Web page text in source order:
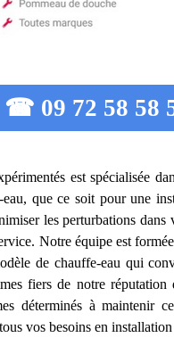
☎ 09 72 58 58
est spécialisée
que ce soit pour une
les perturbations
Notre équipe est
de chauffe-eau qui
fiers de notre
déterminés à maintenir
vos besoins en